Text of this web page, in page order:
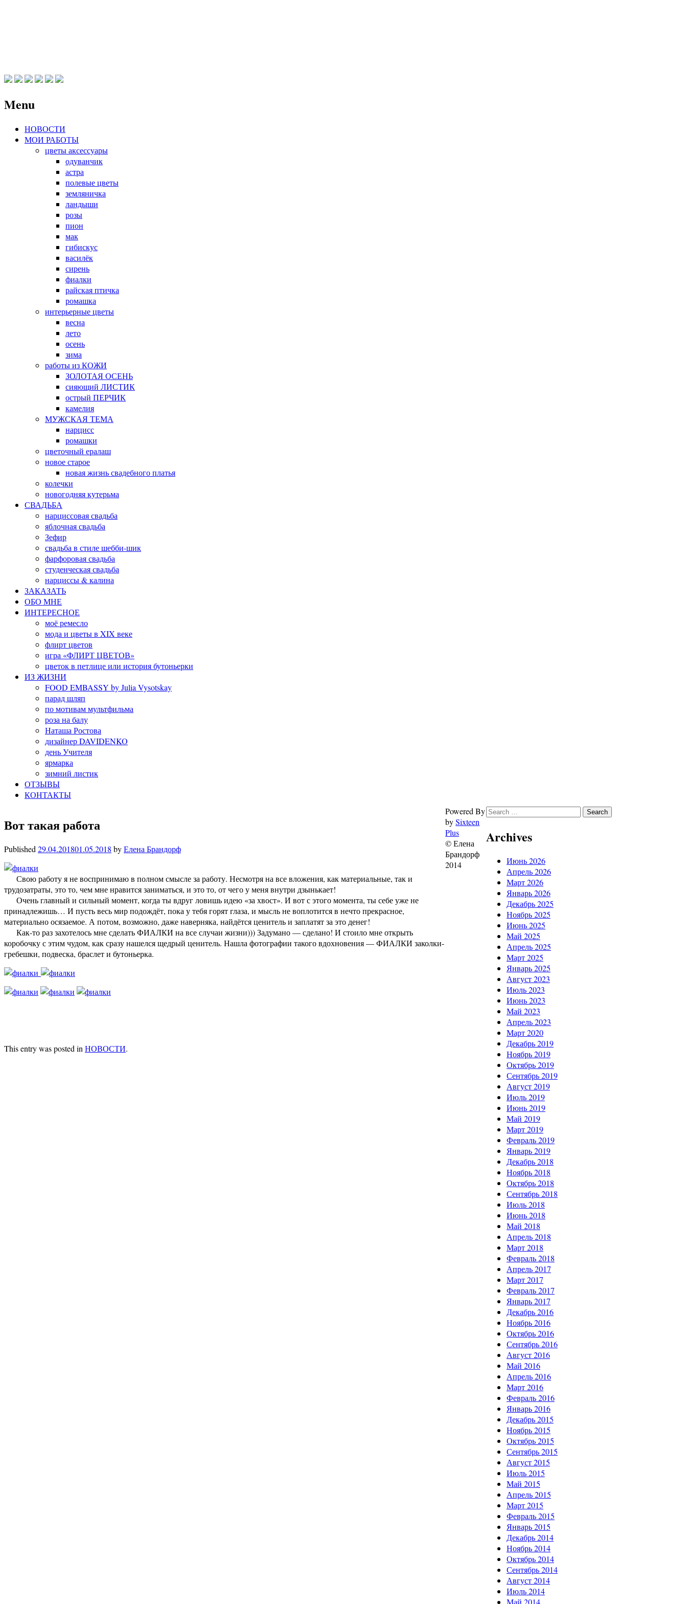
Menu
Skip НОВОСТИ
МОИ РАБОТЫ
цветы аксессуары
одуванчик
астра
полевые цветы
земляничка
ландыши
розы
пион
мак
гибискус
василёк
сирень
фиалки
райская птичка
ромашка
интерьерные цветы
весна
лето
осень
зима
работы из КОЖИ
ЗОЛОТАЯ ОСЕНЬ
сияющий ЛИСТИК
острый ПЕРЧИК
камелия
МУЖСКАЯ ТЕМА
нарцисс
ромашки
цветочный ералаш
новое старое
новая жизнь свадебного платья
колечки
новогодняя кутерьма
СВАДЬБА
нарциссовая свадьба
яблочная свадьба
Зефир
свадьба в стиле шебби-шик
фарфоровая свадьба
студенческая свадьба
нарциссы & калина
ЗАКАЗАТЬ
ОБО МНЕ
ИНТЕРЕСНОЕ
моё ремесло
мода и цветы в XIX веке
флирт цветов
игра «ФЛИРТ ЦВЕТОВ»
цветок в петлице или история бутоньерки
ИЗ ЖИЗНИ
FOOD EMBASSY by Julia Vysotskay
парад шляп
по мотивам мультфильма
роза на балу
Наташа Ростова
дизайнер DAVIDENKO
день Учителя
ярмарка
зимний листик
ОТЗЫВЫ
КОНТАКТЫ
Вот такая работа
Published29.04.201801.05.2018 byЕлена Брандорф
Свою работу я не воспринимаю в полном смысле за работу. Несмотря на все вложения, как материальные, так и
трудозатраты, это то, чем мне нравится заниматься, и это то, от чего у меня внутри дзынькает!
Очень главный и сильный момент, когда ты вдруг ловишь идею «за хвост». И вот с этого момента, ты себе уже не
принадлежишь… И пусть весь мир подождёт, пока у тебя горят глаза, и мысль не воплотится в нечто прекрасное,
материально осязаемое. А потом, возможно, даже наверняка, найдётся ценитель и заплатят за это денег!
Как-то раз захотелось мне сделать ФИАЛКИ на все случаи жизни))) Задумано — сделано! И стоило мне открыть
коробочку с этим чудом, как сразу нашелся щедрый ценитель. Нашла фотографии такого вдохновения — ФИАЛКИ заколки-
гребешки, подвеска, браслет и бутоньерка.
This entry was posted inНОВОСТИ.
Search
for:
Archives
Июнь 2026
Апрель 2026
Март 2026
Январь 2026
Декабрь 2025
Ноябрь 2025
Июнь 2025
Май 2025
Апрель 2025
Март 2025
Январь 2025
Август 2023
Июль 2023
Июнь 2023
Май 2023
Апрель 2023
Март 2020
Декабрь 2019
Ноябрь 2019
Октябрь 2019
Сентябрь 2019
Август 2019
Июль 2019
Июнь 2019
Май 2019
Март 2019
Февраль 2019
Январь 2019
Декабрь 2018
Ноябрь 2018
Октябрь 2018
Сентябрь 2018
Июль 2018
Июнь 2018
Май 2018
Апрель 2018
Март 2018
Февраль 2018
Апрель 2017
Март 2017
Февраль 2017
Январь 2017
Декабрь 2016
Ноябрь 2016
Октябрь 2016
Сентябрь 2016
Август 2016
Май 2016
Апрель 2016
Март 2016
Февраль 2016
Январь 2016
Декабрь 2015
Ноябрь 2015
Октябрь 2015
Сентябрь 2015
Август 2015
Июль 2015
Май 2015
Апрель 2015
Март 2015
Февраль 2015
Январь 2015
Декабрь 2014
Ноябрь 2014
Октябрь 2014
Сентябрь 2014
Август 2014
Июль 2014
Powered By
bySixteen
Plus
© Елена
Брандорф
2014